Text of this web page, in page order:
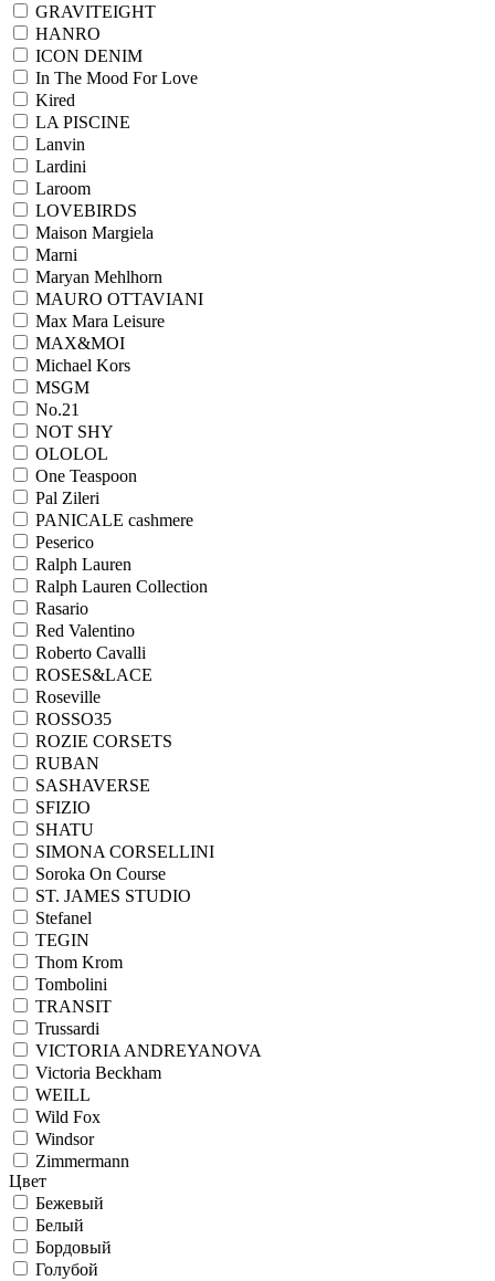
GRAVITEIGHT
HANRO
ICON DENIM
In The Mood For Love
Kired
LA PISCINE
Lanvin
Lardini
Laroom
LOVEBIRDS
Maison Margiela
Marni
Maryan Mehlhorn
MAURO OTTAVIANI
Max Mara Leisure
MAX&MOI
Michael Kors
MSGM
No.21
NOT SHY
OLOLOL
One Teaspoon
Pal Zileri
PANICALE cashmere
Peserico
Ralph Lauren
Ralph Lаuren Collection
Rasario
Red Valentino
Roberto Cavalli
ROSES&LACE
Roseville
ROSSO35
ROZIE CORSETS
RUBAN
SASHAVERSE
SFIZIO
SHATU
SIMONA CORSELLINI
Soroka On Course
ST. JAMES STUDIO
Stefanel
TEGIN
Thom Krom
Tombolini
TRANSIT
Trussardi
VICTORIA ANDREYANOVA
Victoria Beckham
WEILL
Wild Fox
Windsor
Zimmermann
Цвет
Бежевый
Белый
Бордовый
Голубой